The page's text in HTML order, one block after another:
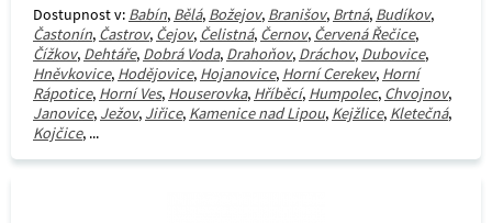
Dostupnost v: Babín, Bělá, Božejov, Branišov, Brtná, Budíkov,
Častonín, Častrov, Čejov, Čelistná, Černov, Červená Řečice,
Čížkov, Dehtáře, Dobrá Voda, Drahoňov, Dráchov, Dubovice,
Hněvkovice, Hodějovice, Hojanovice, Horní Cerekev, Horní
Rápotice, Horní Ves, Houserovka, Hříběcí, Humpolec, Chvojnov,
Janovice, Ježov, Jiřice, Kamenice nad Lipou, Kejžlice, Kletečná,
Kojčice, ...